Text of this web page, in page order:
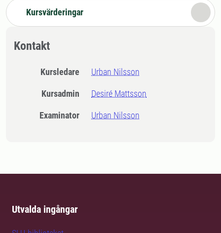
Kursvärderingar
Kontakt
Kursledare Urban Nilsson
Kursadmin Desiré Mattsson
Examinator Urban Nilsson
Utvalda ingångar